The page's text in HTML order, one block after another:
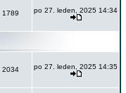
1789 po 27. leden, 2025 14:34
2034 po 27. leden, 2025 14:35